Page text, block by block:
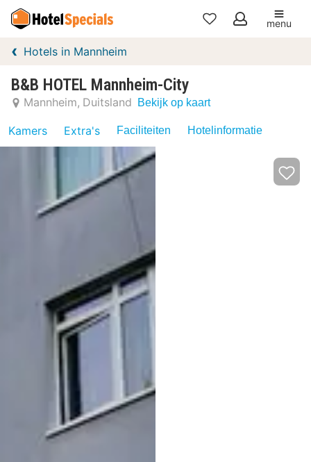
Mijn
menu
Hotels in Mannheim
B&B HOTEL Mannheim-City
Mannheim Duitsland Bekijk op kaart
Kamers Extra's Faciliteiten Hotelinformatie